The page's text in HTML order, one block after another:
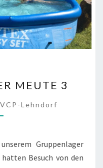
MEUTE 3
VCP-Lehndorf
Gruppenlager
Besuch von den